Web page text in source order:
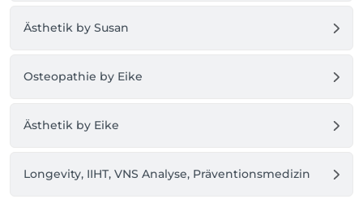
Ästhetik by Susan
Osteopathie by Eike
Ästhetik by Eike
Longevity, IIHT, VNS Analyse, Präventionsmedizin